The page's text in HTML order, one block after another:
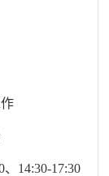
14:30-17:30